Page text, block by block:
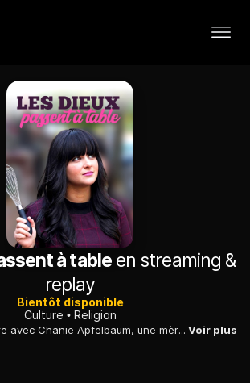
à tableen streaming &
replay
Bientôt disponible
Culture
Religion
New York, rencontre avec Chanie Apfelbaum, une mère de famille juive qui partage les secrets de la cuisine casher avec ses cinq enfants, ainsi que sur Instagram. Voir plus